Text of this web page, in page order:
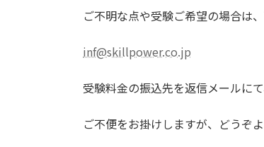
ご不明な点や受験ご希望の場合は
inf@skillpower.co.jp
受験料金の振込先を返信メールに
ご不便をお掛けしますが、どうぞ